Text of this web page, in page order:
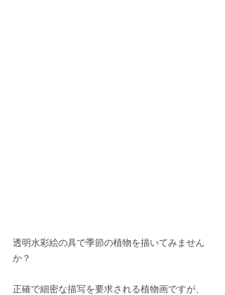
透明水彩絵の具で季節の植物を描いてみません
か？
正確で細密な描写を要求される植物画ですが、